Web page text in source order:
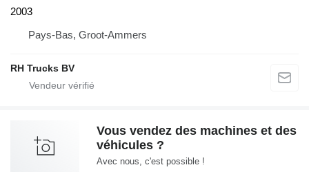
2003
Pays-Bas, Groot-Ammers
RH Trucks BV
Vous vendez des machines et des
véhicules ?
Avec nous, c'est possible !